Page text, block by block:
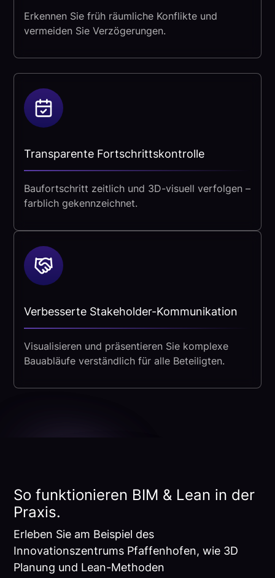
Erkennen Sie früh räumliche Konflikte und
vermeiden Sie Verzögerungen.
Transparente Fortschrittskontrolle
Baufortschritt zeitlich und 3D-visuell verfolgen –
farblich gekennzeichnet.
Verbesserte Stakeholder-Kommunikation
Visualisieren und präsentieren Sie komplexe
Bauabläufe verständlich für alle Beteiligten.
So funktionieren BIM & Lean in der
Praxis.
Erleben Sie am Beispiel des
Innovationszentrums Pfaffenhofen, wie 3D
Planung und Lean-Methoden